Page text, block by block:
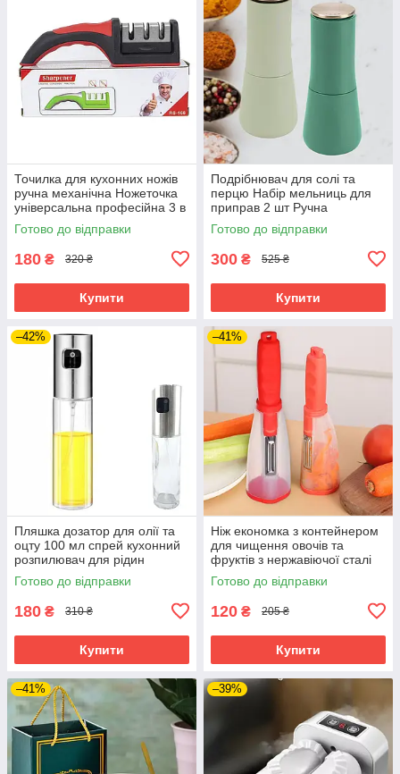
Точилка для кухонних ножів
ручна механічна Ножеточка
універсальна професійна 3 в
1 з ручкою
Готово до відправки
180 ₴ 320 ₴
Купити
Подрібнювач для солі та
перцю Набір мельниць для
приправ 2 шт Ручна
дробарка для перцю солі
Готово до відправки
300 ₴ 525 ₴
Купити
–42%
Пляшка дозатор для олії та
оцту 100 мл спрей кухонний
розпилювач для рідин
скляний
Готово до відправки
180 ₴ 310 ₴
Купити
–41%
Ніж економка з контейнером
для чищення овочів та
фруктів з нержавіючої сталі
Готово до відправки
120 ₴ 205 ₴
Купити
–41% –39%